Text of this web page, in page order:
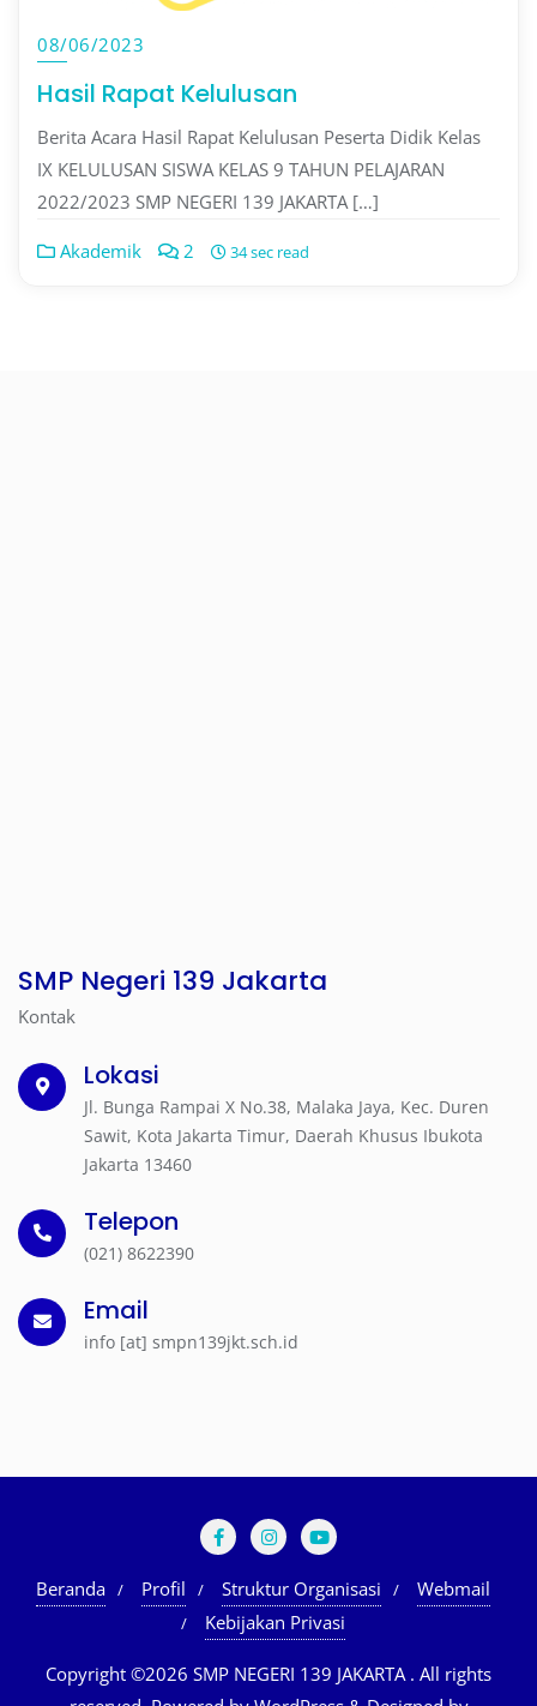
08/06/2023
Hasil Rapat Kelulusan
Berita Acara Hasil Rapat Kelulusan Peserta Didik Kelas
IX KELULUSAN SISWA KELAS 9 TAHUN PELAJARAN
2022/2023 SMP NEGERI 139 JAKARTA […]
Akademik 2 34 sec read
SMP Negeri 139 Jakarta
Kontak
Lokasi
Jl. Bunga Rampai X No.38, Malaka Jaya, Kec. Duren
Sawit, Kota Jakarta Timur, Daerah Khusus Ibukota
Jakarta 13460
Telepon
(021) 8622390
Email
info [at] smpn139jkt.sch.id
Beranda Profil Struktur Organisasi
Webmail
Kebijakan Privasi
Copyright ©2026 SMP NEGERI 139 JAKARTA . All rights